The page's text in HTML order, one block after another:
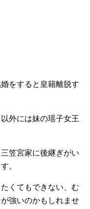
をすると皇籍離脱す
外には妹の瑶子女王
笠宮家に後継ぎがい
。
くてもできない、む
強いのかもしれませ